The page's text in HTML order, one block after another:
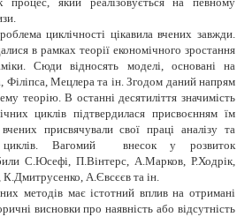
циклічності цікавила вчених завжди.
в рамках теорії економічного зростання
Сюди відносять моделі, основані на
Філіпса, Мецлера та ін. Згодом даний напрям
теорію. В останні десятиліття значимість
циклів підтвердилася присвоєнням їм
присвячували свої праці аналізу та
циклів. Вагомий внесок у розвиток
С.Юсефі, П.Вінтерс, А.Марков, Р.Ходрік,
А.Євсєєв та ін.
методів має істотний вплив на отримані
висновки про наявність або відсутність